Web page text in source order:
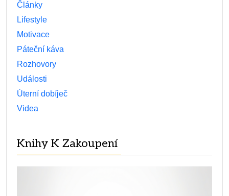
Články
Lifestyle
Motivace
Páteční káva
Rozhovory
Události
Úterní dobíječ
Videa
Knihy K Zakoupení